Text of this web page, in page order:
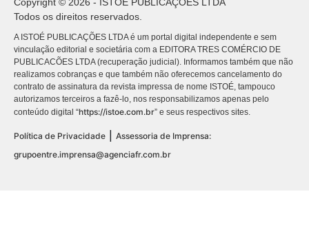
Todos os direitos reservados.
A ISTOÉ PUBLICAÇÕES LTDA é um portal digital independente e sem
vinculação editorial e societária com a EDITORA TRES COMÉRCIO DE
PUBLICACÕES LTDA (recuperação judicial). Informamos também que não
realizamos cobranças e que também não oferecemos cancelamento do
contrato de assinatura da revista impressa de nome ISTOÉ, tampouco
autorizamos terceiros a fazê-lo, nos responsabilizamos apenas pelo
conteúdo digital “https://istoe.com.br” e seus respectivos sites.
Política de Privacidade | Assessoria de Imprensa:
grupoentre.imprensa@agenciafr.com.br